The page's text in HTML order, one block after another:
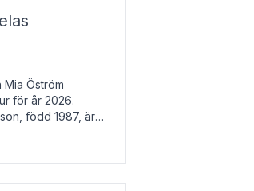
Öström
för år 2026.
född 1987, är